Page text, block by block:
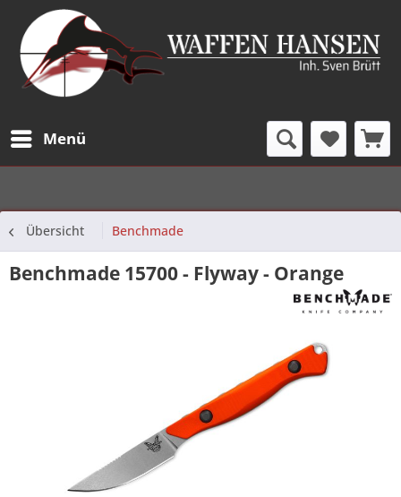
Menü
Übersicht Benchmade
Benchmade 15700 - Flyway - Orange